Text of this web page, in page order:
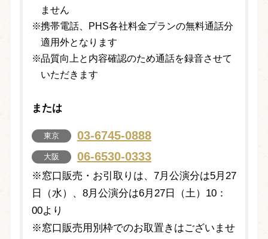
ません
携帯電話、PHS各社料金プランの無料通話分
適用外となります
品質向上と内容確認のため通話を録音させて
いただきます
または
東京 03-6745-0888
大阪 06-6530-0333
※窓口販売・お引取りは、7月公演分は5月27
日（水）、8月公演分は6月27日（土）10：
00より
※窓口販売用別枠でのお取置きはございませ